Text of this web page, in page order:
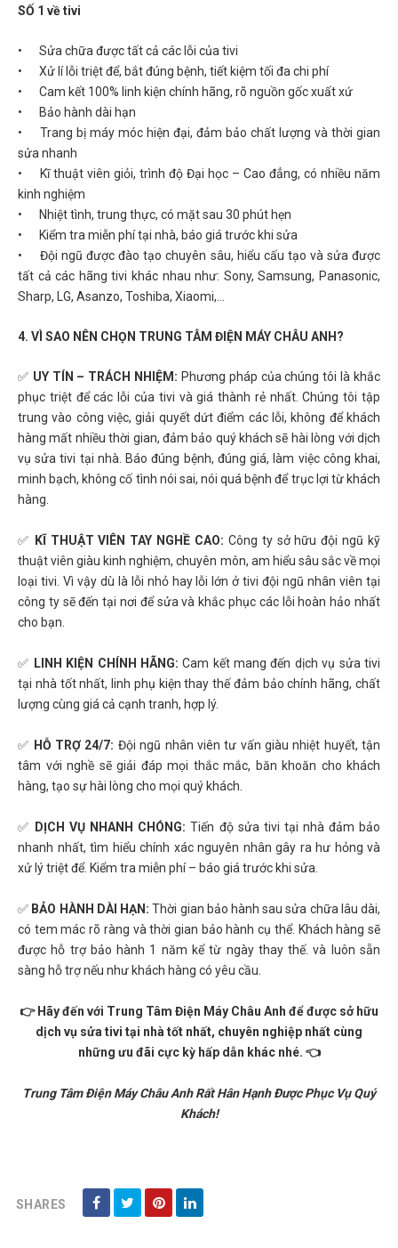
SỐ 1 về tivi
•
Sửa chữa được tất cả các lỗi của tivi
•
Xử lí lỗi triệt để, bắt đúng bệnh, tiết kiệm tối đa chi phí
•
Cam kết 100% linh kiện chính hãng, rõ nguồn gốc xuất xứ
•
Bảo hành dài hạn
•
Trang bị máy móc hiện đại, đảm bảo chất lượng và thời gian
sửa nhanh
•
Kĩ thuật viên giỏi, trình độ Đại học – Cao đẳng, có nhiều năm
kinh nghiệm
•
Nhiệt tình, trung thực, có mặt sau 30 phút hẹn
•
Kiểm tra miễn phí tại nhà, báo giá trước khi sửa
•
Đội ngũ được đào tạo chuyên sâu, hiểu cấu tạo và sửa được
tất cả các hãng tivi khác nhau như: Sony, Samsung, Panasonic,
Sharp, LG, Asanzo, Toshiba, Xiaomi,...
4. VÌ SAO NÊN CHỌN TRUNG TÂM ĐIỆN MÁY CHÂU ANH?
✅ UY TÍN – TRÁCH NHIỆM: Phương pháp của chúng tôi là khắc
phục triệt để các lỗi của tivi và giá thành rẻ nhất. Chúng tôi tập
trung vào công việc, giải quyết dứt điểm các lỗi, không để khách
hàng mất nhiều thời gian, đảm bảo quý khách sẽ hài lòng với dịch
vụ sửa tivi tại nhà. Báo đúng bệnh, đúng giá, làm việc công khai,
minh bạch, không cố tình nói sai, nói quá bệnh để trục lợi từ khách
hàng.
✅ KĨ THUẬT VIÊN TAY NGHỀ CAO: Công ty sở hữu đội ngũ kỹ
thuật viên giàu kinh nghiệm, chuyên môn, am hiểu sâu sắc về mọi
loại tivi. Vì vậy dù là lỗi nhỏ hay lỗi lớn ở tivi đội ngũ nhân viên tại
công ty sẽ đến tại nơi để sửa và khắc phục các lỗi hoàn hảo nhất
cho bạn.
✅ LINH KIỆN CHÍNH HÃNG: Cam kết mang đến dịch vụ sửa tivi
tại nhà tốt nhất, linh phụ kiện thay thế đảm bảo chính hãng, chất
lượng cùng giá cả cạnh tranh, hợp lý.
✅ HỖ TRỢ 24/7: Đội ngũ nhân viên tư vấn giàu nhiệt huyết, tận
tâm với nghề sẽ giải đáp mọi thắc mắc, băn khoăn cho khách
hàng, tạo sự hài lòng cho mọi quý khách.
✅ DỊCH VỤ NHANH CHÓNG: Tiến độ sửa tivi tại nhà đảm bảo
nhanh nhất, tìm hiểu chính xác nguyên nhân gây ra hư hỏng và
xử lý triệt để. Kiểm tra miễn phí – báo giá trước khi sửa.
✅ BẢO HÀNH DÀI HẠN: Thời gian bảo hành sau sửa chữa lâu dài,
có tem mác rõ ràng và thời gian bảo hành cụ thể. Khách hàng sẽ
được hỗ trợ bảo hành 1 năm kể từ ngày thay thế. và luôn sẵn
sàng hỗ trợ nếu như khách hàng có yêu cầu.
👉 Hãy đến với Trung Tâm Điện Máy Châu Anh để được sở hữu
dịch vụ sửa tivi tại nhà tốt nhất, chuyên nghiệp nhất cùng
những ưu đãi cực kỳ hấp dẫn khác nhé. 👈
Trung Tâm Điện Máy Châu Anh Rất Hân Hạnh Được Phục Vụ Quý
Khách!
SHARES